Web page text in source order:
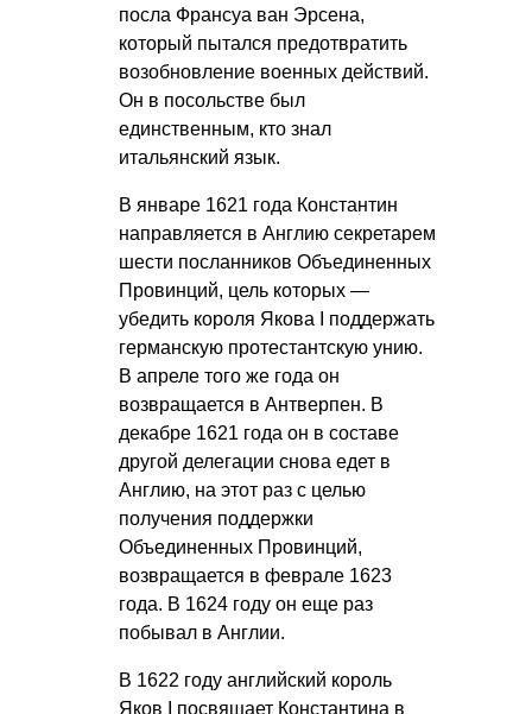
посла Франсуа ван Эрсена,
который пытался предотвратить
возобновление военных действий.
Он в посольстве был
единственным, кто знал
итальянский язык.
В январе 1621 года Константин
направляется в Англию секретарем
шести посланников Объединенных
Провинций, цель которых —
убедить короля Якова I поддержать
германскую протестантскую унию.
В апреле того же года он
возвращается в Антверпен. В
декабре 1621 года он в составе
другой делегации снова едет в
Англию, на этот раз с целью
получения поддержки
Объединенных Провинций,
возвращается в феврале 1623
года. В 1624 году он еще раз
побывал в Англии.
В 1622 году английский король
Яков I посвящает Константина в